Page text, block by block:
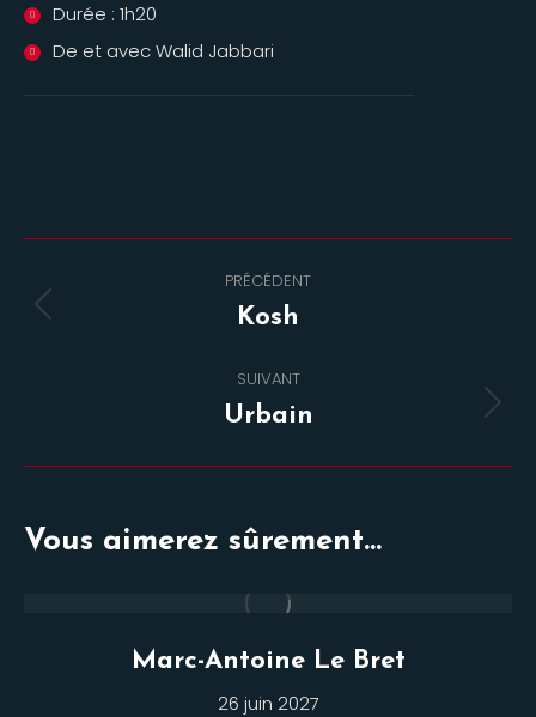
Durée : 1h20
De et avec Walid Jabbari
de
PRÉCÉDENT
Onglet
Kosh
SUIVANT
Projets
Urbain
Vous aimerez sûrement...
Marc-Antoine Le Bret
26 juin 2027